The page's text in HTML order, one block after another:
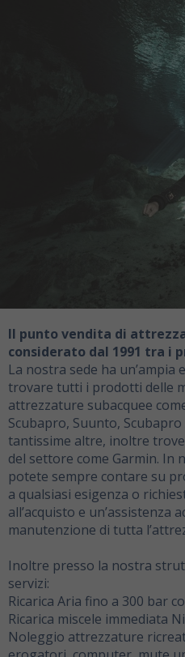
Il punto vendita di
considerato dal 1991 tra i
La nostra sede ha
trovare tutti i prodotti delle
attrezzature subacquee
Scubapro, Suunto,
tantissime altre, inoltre
del settore come Garmin. In
potete sempre contare su
a qualsiasi esigenza o
all’acquisto e un’assistenza
manutenzione di tutta
Inoltre presso la nostra
servizi:
Ricarica Aria fino a 300 bar
Ricarica miscele immediata
Noleggio attrezzature